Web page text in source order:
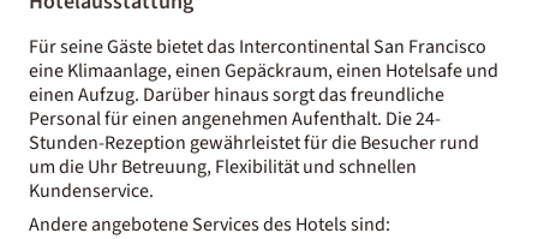
Für seine Gäste bietet das Intercontinental San Francisco
eine Klimaanlage, einen Gepäckraum, einen Hotelsafe und
einen Aufzug. Darüber hinaus sorgt das freundliche
Personal für einen angenehmen Aufenthalt. Die 24-
Stunden-Rezeption gewährleistet für die Besucher rund
um die Uhr Betreuung, Flexibilität und schnellen
Kundenservice.
Andere angebotene Services des Hotels sind: